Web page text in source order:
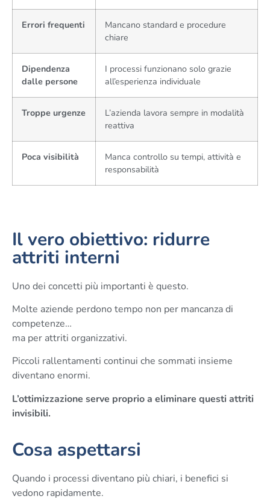
Errori frequenti
Mancano standard e procedure
chiare
Dipendenza
dalle persone
I processi funzionano solo grazie
all’esperienza individuale
Troppe urgenze
L’azienda lavora sempre in modalità
reattiva
Poca visibilità
Manca controllo su tempi, attività e
responsabilità
Il vero obiettivo: ridurre
attriti interni
Uno dei concetti più importanti è questo.
Molte aziende perdono tempo non per mancanza di
competenze…
ma per attriti organizzativi.
Piccoli rallentamenti continui che sommati insieme
diventano enormi.
L’ottimizzazione serve proprio a eliminare questi attriti
invisibili.
Cosa aspettarsi
Quando i processi diventano più chiari, i benefici si
vedono rapidamente.